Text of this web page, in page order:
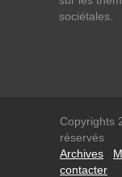
sociétales.
Copyrights
réservés
Archives
contacter